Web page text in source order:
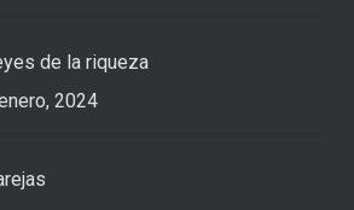
de la riqueza
2024